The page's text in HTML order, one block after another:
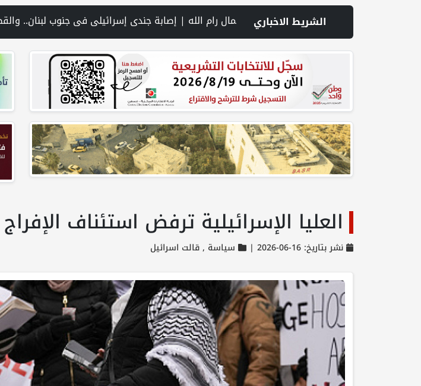
الشريط الاخباري
الله | إصابة جندي إسرائيلي في جنوب لبنان.. والقصف يتواصل رغم المفاوضات | إصابات بالاختناق خلال اقتحام الاحتلال قرية المغير شمال شرق رام الله | منظمة التحرير: منظمة إسرائيلية توفر دعمًا
العليا الإسرائيلية ترفض استئناف
نشر بتاريخ: 16-06-2026 | سياسة ,قالت اسرائيل